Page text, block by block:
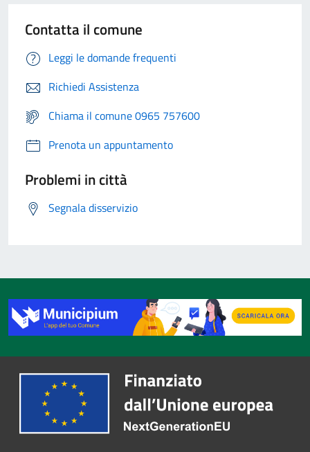
Contatta il comune
Leggi le domande frequenti
Richiedi Assistenza
Chiama il comune 0965 757600
Prenota un appuntamento
Problemi in città
Segnala disservizio